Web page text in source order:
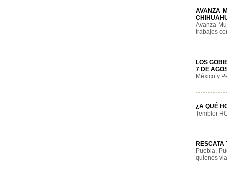
AVANZA
Avanza
trabajos
LOS
7 DE
México y
¿A QUÉ
Temblor
RESCATA
Puebla,
quienes